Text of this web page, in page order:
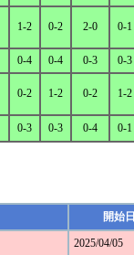
1-2 0-2 2-0 0-1
0-4 0-4 0-3 0-3
0-2 1-2 0-2 1-2
0-3 0-3 0-4 0-1
開始日
2025/04/05